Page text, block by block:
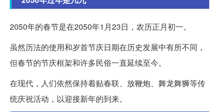
2050年的春节是在2050年1月23日，农历正月初一。
虽然历法的使用和岁首节庆日期在历史发展中有所不同，
但春节的节庆框架和许多民俗一直延续至今。
在现代，人们依然保持着贴春联、放鞭炮、舞龙舞狮等传
统庆祝活动，以迎接新年的到来。